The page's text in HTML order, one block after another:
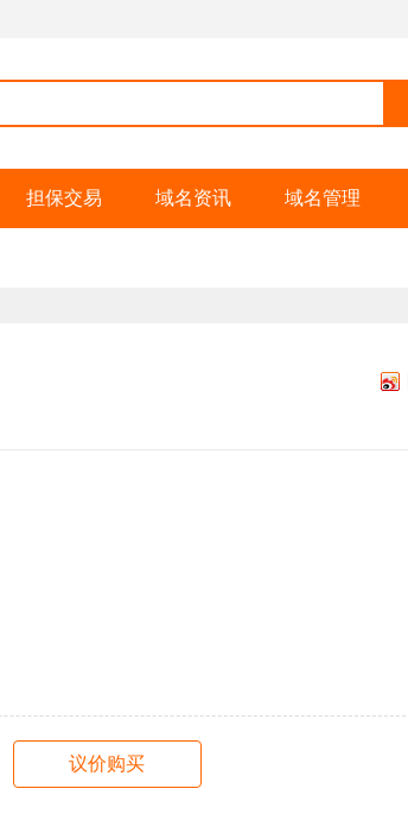
担保交易 域名资讯 域名管理